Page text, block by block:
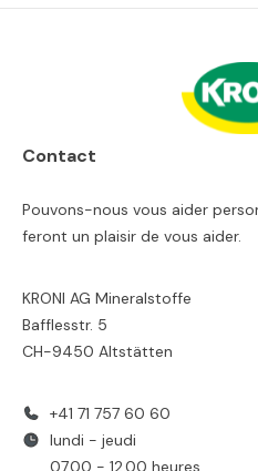
Contact
Pouvons-nous vous aider
feront un plaisir de vous aider.
KRONI AG Mineralstoffe
Bafflesstr. 5
CH-9450 Altstätten
+41 71 757 60 60
lundi - jeudi
07.00 - 12.00 heures